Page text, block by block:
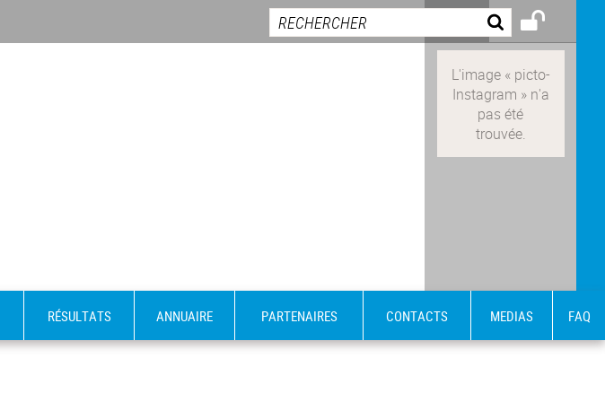
RÉSULTATS ANNUAIRE PARTENAIRES CONTACTS MEDIAS FAQ